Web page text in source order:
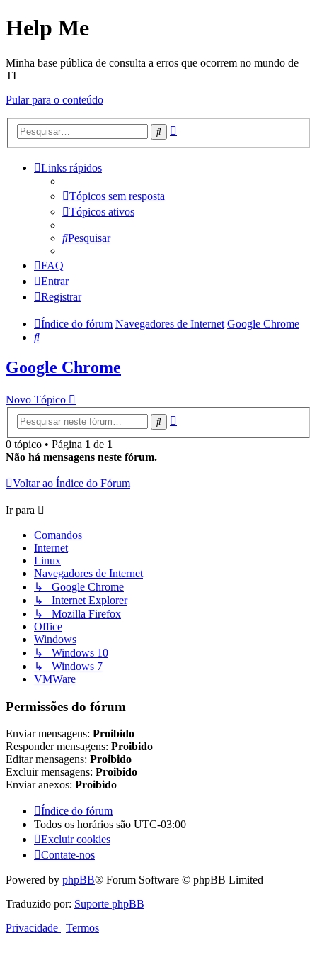
Help Me
Minha base pública de consulta a erros que ocorrem no mundo de
TI
Pular para o conteúdo
Pesquisar
Links rápidos
Tópicos sem resposta
Tópicos ativos
Pesquisar
FAQ
Entrar
Registrar
Índice do fórum Navegadores de Internet Google Chrome
Pesquisar
Google Chrome
Novo Tópico
Pesquisar
0 tópico • Página 1 de 1
Não há mensagens neste fórum.
Voltar ao Índice do Fórum
Ir para
Comandos
Internet
Linux
Navegadores de Internet
↳ Google Chrome
↳ Internet Explorer
↳ Mozilla Firefox
Office
Windows
↳ Windows 10
↳ Windows 7
VMWare
Permissões do fórum
Enviar mensagens: Proibido
Responder mensagens: Proibido
Editar mensagens: Proibido
Excluir mensagens: Proibido
Enviar anexos: Proibido
Índice do fórum
Todos os horários são UTC-03:00
Excluir cookies
Contate-nos
Powered by phpBB® Forum Software © phpBB Limited
Traduzido por: Suporte phpBB
Privacidade | Termos